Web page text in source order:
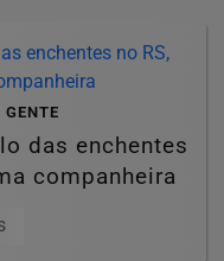
das enchentes
companheira